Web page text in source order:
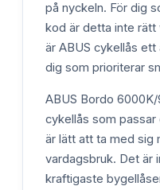
på nyckeln. För dig
kod är detta inte rätt
är ABUS cykellås
dig som prioriterar
ABUS Bordo
cykellås som
är lätt att ta med sig
vardagsbruk. Det är
kraftigaste